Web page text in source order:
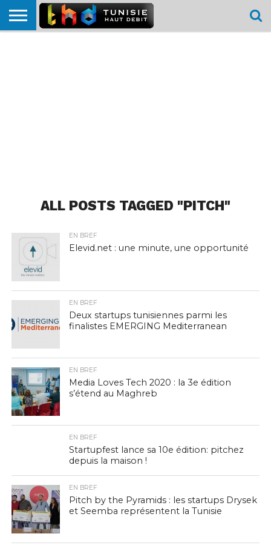
ALL POSTS TAGGED "PITCH"
EN BREF
Elevid.net : une minute, une opportunité
EN BREF
Deux startups tunisiennes parmi les
finalistes EMERGING Mediterranean
EN BREF
Media Loves Tech 2020 : la 3e édition
s’étend au Maghreb
EN BREF
Startupfest lance sa 10e édition: pitchez
depuis la maison !
EN BREF
Pitch by the Pyramids : les startups Drysek
et Seemba représentent la Tunisie